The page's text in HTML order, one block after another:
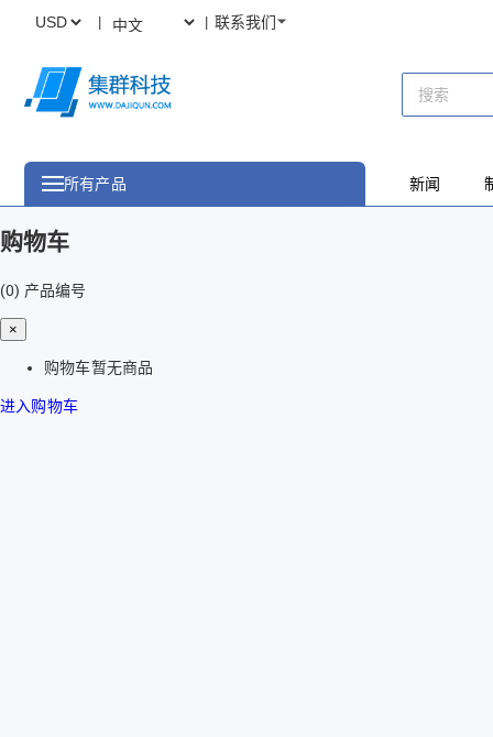
联系我们
所有产品 新闻
购物车
(0) 产品编号
×
购物车暂无商品
进入购物车